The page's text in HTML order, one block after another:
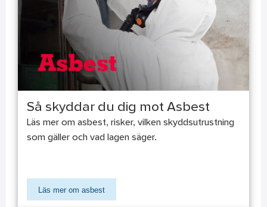
Så skyddar du dig mot Asbest
Läs mer om asbest, risker, vilken skyddsutrustning
som gäller och vad lagen säger.
Läs mer om asbest